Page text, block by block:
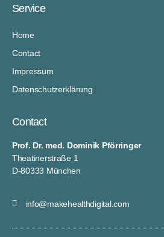
Service
Home
Contact
Impressum
Datenschutzerklärung
Contact
Prof. Dr. med. Dominik Pförringer
Theatinerstraße 1
D-80333 München
info@makehealthdigital.com